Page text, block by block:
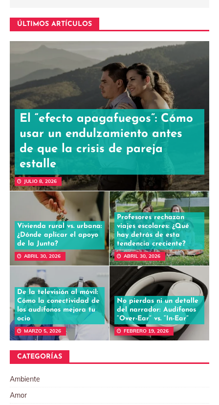
ÚLTIMOS ARTÍCULOS
El “efecto apagafuegos”: Cómo
usar un endulzamiento antes
de que la crisis de pareja
estalle
JULIO 8, 2026
Vivienda rural vs. urbana:
¿Dónde aplicar el apoyo
de la Junta?
ABRIL 30, 2026
Profesores rechazan
viajes escolares: ¿Qué
hay detrás de esta
tendencia creciente?
ABRIL 30, 2026
De la televisión al móvil:
Cómo la conectividad de
los audífonos mejora tu
ocio
MARZO 5, 2026
No pierdas ni un detalle
del narrador: Audífonos
“Over-Ear” vs. “In-Ear”
FEBRERO 19, 2026
CATEGORÍAS
Ambiente
Amor